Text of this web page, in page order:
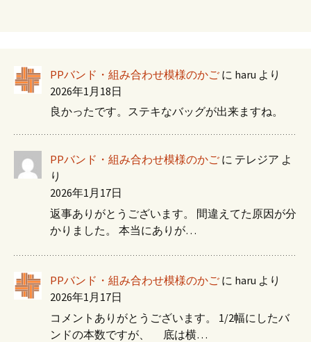
PPバンド・組み合わせ模様のかご に haru より
2026年1月18日
良かったです。ステキなバッグが出来ますね。
PPバンド・組み合わせ模様のかご に テレジア よ
り
2026年1月17日
返事ありがとうございます。 間違えてた原因が分
かりました。 本当にありが…
PPバンド・組み合わせ模様のかご に haru より
2026年1月17日
コメントありがとうございます。 1/2幅にしたバ
ンドの本数ですが、 底は横…